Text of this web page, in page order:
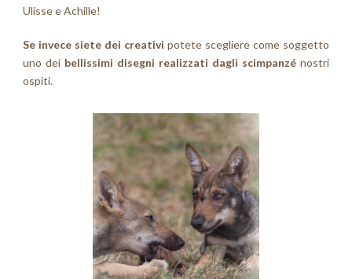
Ulisse e Achille!
Se invece siete dei creativi potete scegliere come soggetto
uno dei bellissimi disegni realizzati dagli scimpanzé nostri
ospiti.